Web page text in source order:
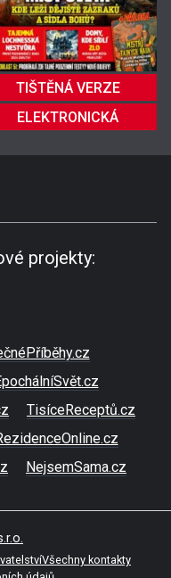
TIŠTĚNÁ VERZE
ELEKTRONICKÁ
projekty:
TisíceReceptů.cz
NejsemSama.cz
Všechny kontakty